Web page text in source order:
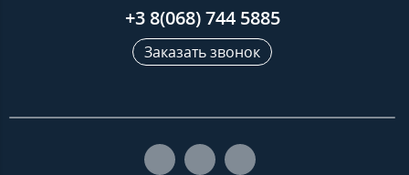
+3 8(068) 744 5885
Заказать звонок